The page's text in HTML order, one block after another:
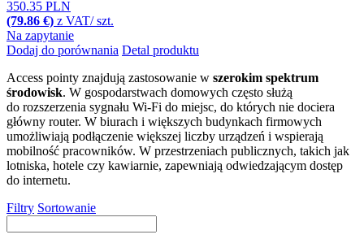
350.35 PLN
(79.86 €) z VAT/ szt.
Na zapytanie
Dodaj do porównania Detal produktu
Access pointy znajdują zastosowanie w szerokim spektrum
środowisk. W gospodarstwach domowych często służą
do rozszerzenia sygnału Wi-Fi do miejsc, do których nie dociera
główny router. W biurach i większych budynkach firmowych
umożliwiają podłączenie większej liczby urządzeń i wspierają
mobilność pracowników. W przestrzeniach publicznych, takich jak
lotniska, hotele czy kawiarnie, zapewniają odwiedzającym dostęp
do internetu.
Filtry Sortowanie